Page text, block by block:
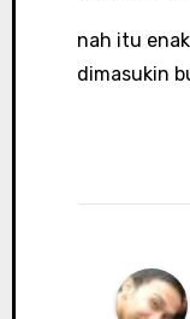
nah itu
dimasukin